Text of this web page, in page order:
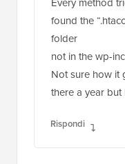
found the
folder
not in the wp-
Not sure how it
there a year
Rispondi